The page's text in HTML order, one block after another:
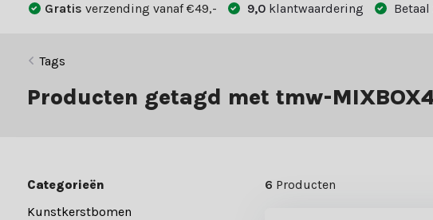
Gratis verzending vanaf €49,- 9,0 klantwaardering
Tags
Producten getagd met tmw-
Categorieën
Kunstkerstbomen
6 Producten